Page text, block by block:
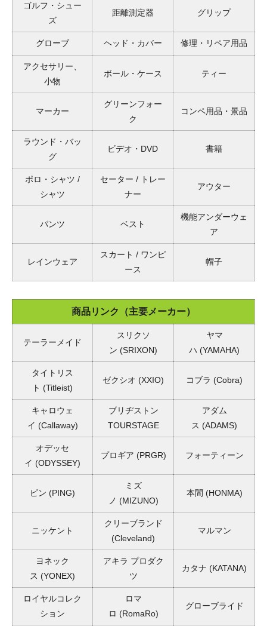
ゴルフ・シュー
ズ
距離測定器 グリップ
グローブ ヘッド・カバー 修理・リペア用品
アクセサリー、
小物
ボール・ケース ティー
マーカー
グリーンフォー
ク
コンペ用品・景品
ラウンド・バッ
グ
ビデオ・DVD 書籍
ポロ・シャツ /
シャツ
セーター / トレー
ナー
アウター
パンツ ベスト
機能アンダーウェ
ア
レインウェア
スカート / ワンピ
ース
帽子
商品リンク（主要メーカー）
テーラーメイド
スリクソ
ン (SRIXON)
ヤマ
ハ (YAMAHA)
タイトリス
ト (Titleist)
ゼクシオ (XXIO) コブラ (Cobra)
キャロウェ
イ (Callaway)
ブリヂストン
TOURSTAGE
アダム
ス (ADAMS)
オデッセ
イ (ODYSSEY)
プロギア (PRGR) フォーティーン
ピン (PING)
ミズ
ノ (MIZUNO)
本間 (HONMA)
ニッケント
クリーブランド
(Cleveland)
マルマン
ヨネック
ス (YONEX)
アキラ プロダク
ツ
カタナ (KATANA)
ロイヤルコレク
ション
ロマ
ロ (RomaRo)
グローブライド